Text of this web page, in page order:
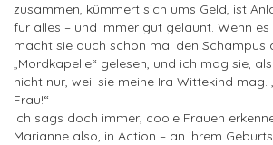
zusammen, kümmert sich ums Geld, ist
für alles – und immer gut gelaunt. Wenn
macht sie auch schon mal den Schampus
„Mordkapelle“ gelesen, und ich mag sie,
nicht nur, weil sie meine Ira Wittekind mag.
Frau!“
Ich sags doch immer, coole Frauen
Marianne also, in Action – an ihrem